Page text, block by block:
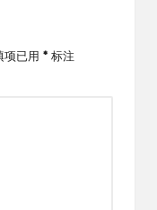
项已用 * 标注